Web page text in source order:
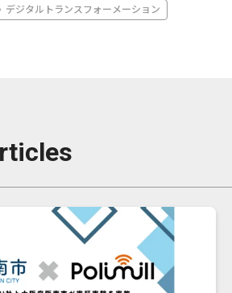
デジタルトランスフォーメーション